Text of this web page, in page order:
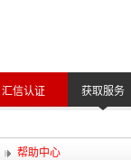
汇信认证 获取服务
帮助中心